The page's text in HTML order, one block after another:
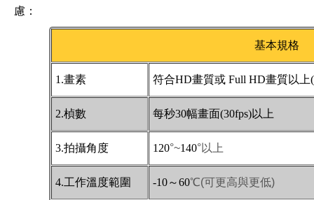
慮：
基本規格
1.畫素 符合HD畫質或 Full HD畫質以上
2.楨數 每秒30幅畫面(30fps)以上
3.拍攝角度 120°~140°以上
4.工作溫度範圍 -10～60℃(可更高與更低)